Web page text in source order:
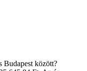
Budapest között?